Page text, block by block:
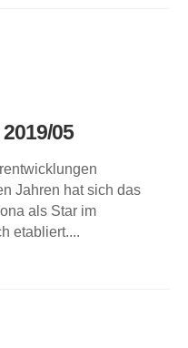
05
Jahren hat sich das
als Star im
etabliert....